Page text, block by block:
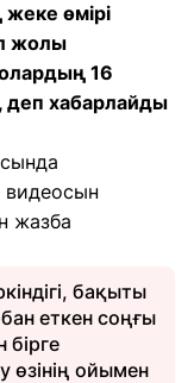
өмірі
жолы
16
хабарлайды
видеосын
жазба
бақыты
еткен соңғы
өзінің ойымен